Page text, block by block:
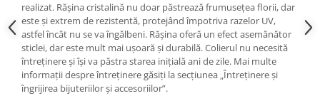
Suport bijuterii
Semn de carte
Accesorii
Produse personalizate (mărturii)
realizat. Rășina cristalină nu doar păstrează frumusețea florii, dar
este și extrem de rezistentă, protejând împotriva razelor UV,
astfel încât nu se va îngălbeni. Rășina oferă un efect asemănător
sticlei, dar este mult mai ușoară și durabilă. Colierul nu necesită
întreținere și își va păstra starea inițială ani de zile. Mai multe
informații despre întreținere găsiți la secțiunea „Întreținere și
îngrijirea bijuteriilor și accesoriilor”.